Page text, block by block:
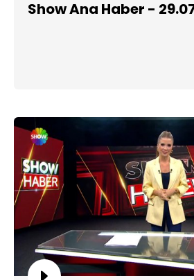
Show Ana Haber -